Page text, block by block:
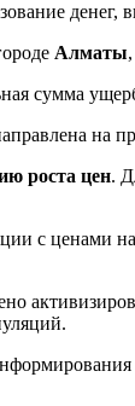
Алматы,
сумма
роста цен.
с ценами на